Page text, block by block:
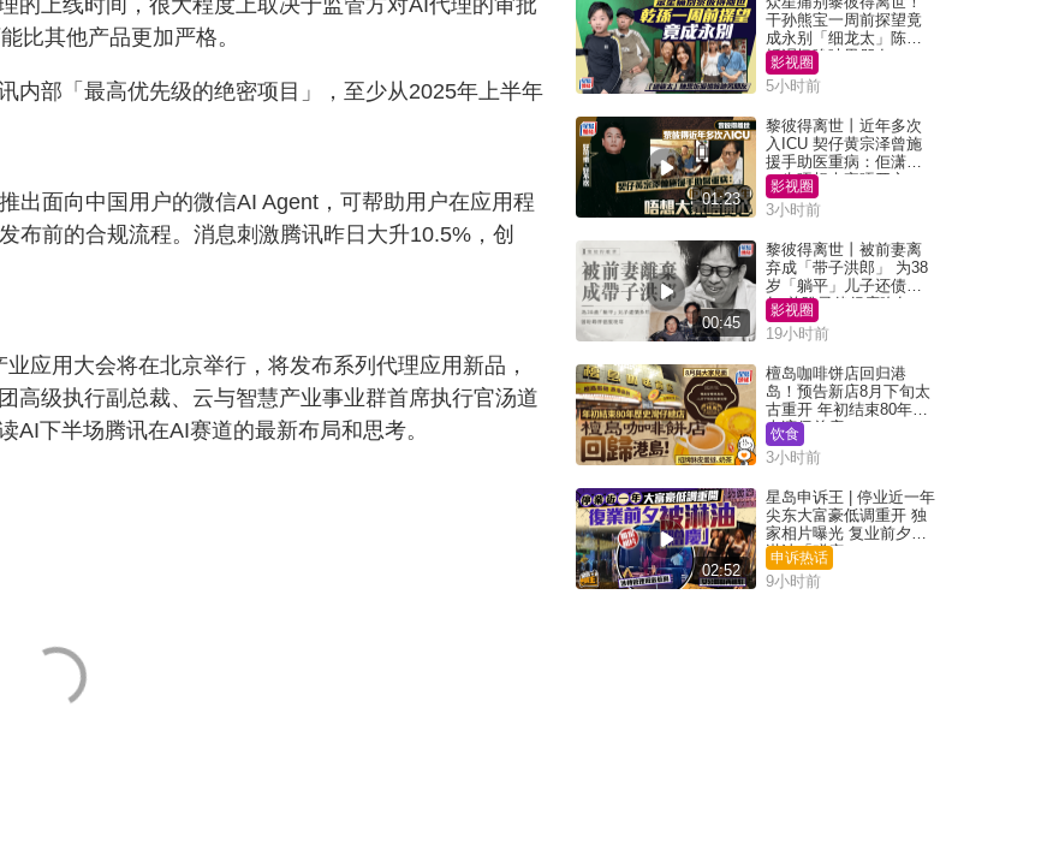
的上线时间，很大程度上取决于监管方对AI代理的审批
比其他产品更加严格。
内部「最高优先级的绝密项目」，至少从2025年上半年
出面向中国用户的微信AI Agent，可帮助用户在应用程
布前的合规流程。消息刺激腾讯昨日大升10.5%，创
应用大会将在北京举行，将发布系列代理应用新品，
高级执行副总裁、云与智慧产业事业群首席执行官汤道
下半场腾讯在AI赛道的最新布局和思考。
干孙熊宝一周前探望竟
成永别「细龙太」陈思
圻泪忆唉吔男朋友
影视圈
5小时前
01:23
黎彼得离世丨近年多次
入ICU 契仔黄宗泽曾施
援手助医重病：佢潇洒
一生唔想大家唔开心
影视圈
3小时前
00:45
黎彼得离世丨被前妻离
弃成「带子洪郎」 为38
岁「躺平」儿子还债多
年 曾盼寻伴侣度晚年
影视圈
19小时前
檀岛咖啡饼店回归港
岛！预告新店8月下旬太
古重开 年初结束80年历
史湾仔总店
饮食
3小时前
02:52
星岛申诉王 | 停业近一年
尖东大富豪低调重开 独
家相片曝光 复业前夕被
淋油「赠庆」
申诉热话
9小时前